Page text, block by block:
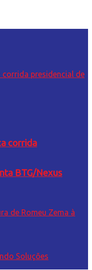
corrida
BTG/Nexus
Soluções